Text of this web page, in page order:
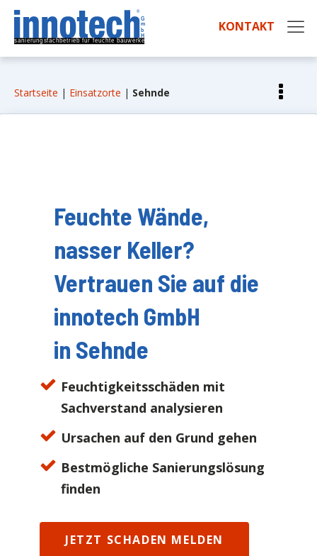
KONTAKT
Startseite | Einsatzorte | Sehnde
Feuchte Wände,
nasser Keller?
Vertrauen Sie auf die
innotech GmbH
in Sehnde
Feuchtigkeitsschäden mit
Sachverstand analysieren
Ursachen auf den Grund gehen
Bestmögliche Sanierungslösung
finden
JETZT SCHADEN MELDEN